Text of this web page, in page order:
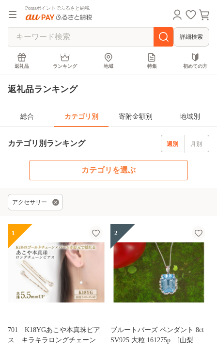
Pontaポイントでふるさと納税
詳細検索
返礼品 ランキング 地域 特集 初めての方
返礼品ランキング
総合 カテゴリ別 寄附金額別 地域別
カテゴリ別ランキング 週別 月別
カテゴリを選ぶ
アクセサリー
1
701 K18YGあこや本真珠ピア
ス キラキラロングチェーン5.5
2
ブルートパーズ ペンダント 8ct
SV925 大粒 161275p [山梨 ペ